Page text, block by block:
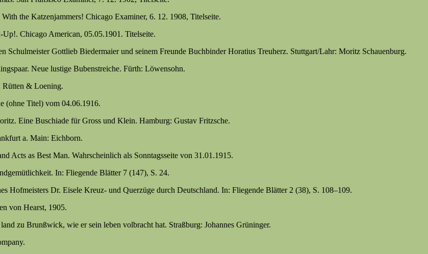
the Katzenjammers! Chicago Examiner, 6. 12. 1908, Titelseite.
Chicago American, 05.05.1901. Titelseite.
Gottlieb Biedermaier und seinem Freunde Buchbinder Horatius Treuherz. Stuttgart/Lahr: Moritz Schauenburg.
Neue lustige Bubenstreiche. Fürth: Löwensohn.
Rütten & Loening.
(ohne Titel) vom 04.06.1916.
Eine Buschiade für Gross und Klein. Hamburg: Gustav Fritzsche.
a. Main: Eichborn.
Acts as Best Man. Wahrscheinlich als Sonntagsseite von 31.01.1915.
In: Fliegende Blätter 7 (147), S. 24.
Hofmeisters Dr. Eisele Kreuz- und Querzüge durch Deutschland. In: Fliegende Blätter 2 (38), S. 108–109.
von Hearst, 1905.
zu Brunßwick, wie er sein leben volbracht hat. Straßburg: Johannes Grüninger.